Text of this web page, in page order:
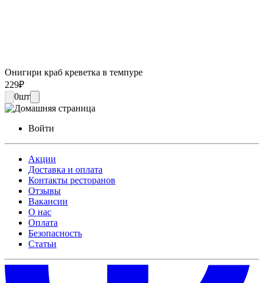
Онигири краб креветка в темпуре
229₽
0шт
Войти
Акции
Доставка и оплата
Контакты ресторанов
Отзывы
Вакансии
О нас
Оплата
Безопасность
Статьи